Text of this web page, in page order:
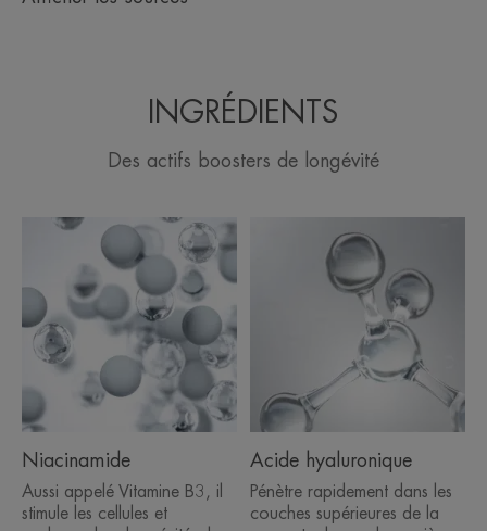
INGRÉDIENTS
Des actifs boosters de longévité
Niacinamide
Aussi appelé Vitamine B3, il
stimule les cellules et
Acide hyaluronique
Pénètre rapidement dans les
couches supérieures de la